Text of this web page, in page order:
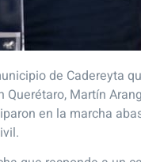
de Cadereyta
Martín
en la marcha